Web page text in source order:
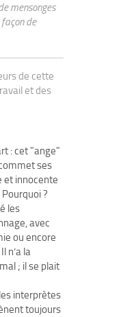
mensonges
de
de cette
et des
: cet "ange"
ses
et innocente
?
les
avec
ou encore
n’a la
; il se plait
interprètes
toujours